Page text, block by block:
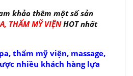
khảo thêm một số sản
THẨM MỸ VIỆNHOT nhất
thẩm mỹ viện, massage,
nhiều khách hàng lựa